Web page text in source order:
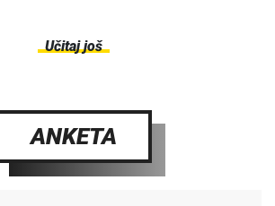
Učitaj još
ANKETA